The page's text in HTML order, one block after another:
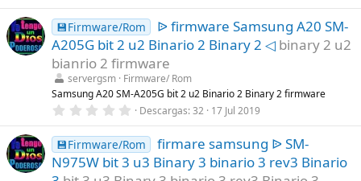
l
a
(
s
)
0
0
e
s
t
r
e
l
a
(
s
)
💾Firmware/Rom
ᐉ firmware Samsung A20 SM-
A205G bit 2 u2 Binario 2 Binary 2 ◁ binary 2 u2
bianrio 2 firmware
servergsm Firmware/ Rom
Samsung A20 SM-A205G bit 2 u2 Binario 2 Binary 2 firmware
0
0
0
e
s
t
Descargas 32 17 Jul 2019
💾Firmware/Rom
firmare samsung ᐉ SM-
N975W bit 3 u3 Binary 3 binario 3 rev3 Binario